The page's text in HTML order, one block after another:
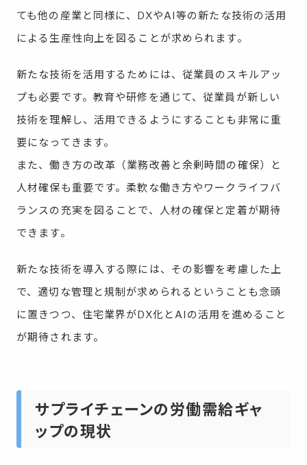
ても他の産業と同様に、DXやAI等の新たな技術の活用
による生産性向上を図ることが求められます。
新たな技術を活用するためには、従業員のスキルアッ
プも必要です。教育や研修を通じて、従業員が新しい
技術を理解し、活用できるようにすることも非常に重
要になってきます。
また、働き方の改革（業務改善と余剰時間の確保）と
人材確保も重要です。柔軟な働き方やワークライフバ
ランスの充実を図ることで、人材の確保と定着が期待
できます。
新たな技術を導入する際には、その影響を考慮した上
で、適切な管理と規制が求められるということも念頭
に置きつつ、住宅業界がDX化とAIの活用を進めること
が期待されます。
サプライチェーンの労働需給ギャ
ップの現状